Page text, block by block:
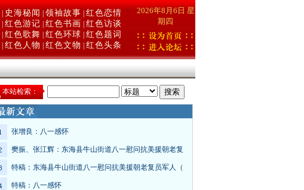
史海秘闻 领袖故事 红色恋情
红色游记 红色书画
红色访谈
红色歌舞 红色环球 红色题词
红色人物 红色文物 红色头条
2026年8月6日 星
期四
本站检索：
张增良：八一感怀
樊振、张江辉：东海县牛山街道八一慰问抗美援朝老复
特稿：东海县牛山街道八一慰问抗美援朝老复员军人（
特稿：八一感怀